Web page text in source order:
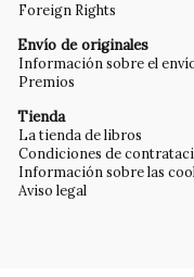
Foreign Rights
Envío de originales
Información sobre el
Premios
Tienda
La tienda de libros
Condiciones de
Información sobre las
Aviso legal